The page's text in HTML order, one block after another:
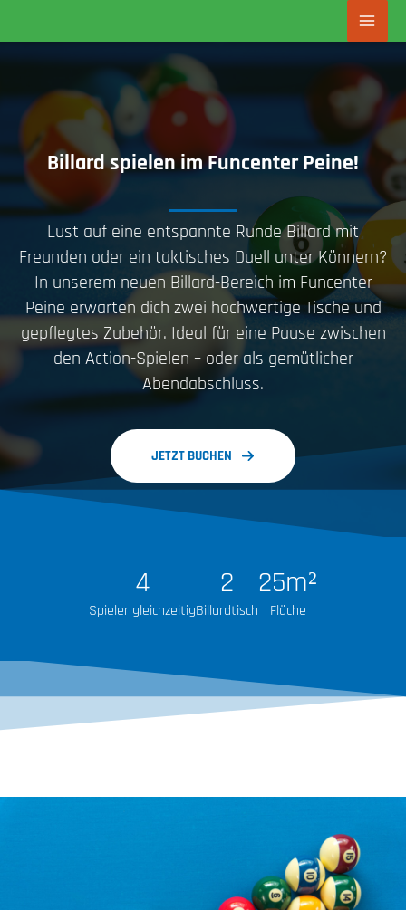
Inhalt
Billard spielen im Funcenter Peine!
Lust auf eine entspannte Runde Billard mit
Freunden oder ein taktisches Duell unter Könnern?
In unserem neuen Billard-Bereich im Funcenter
Peine erwarten dich zwei hochwertige Tische und
gepflegtes Zubehör. Ideal für eine Pause zwischen
den Action-Spielen – oder als gemütlicher
Abendabschluss.
JETZT BUCHEN
4
Spieler gleichzeitig
2
Billardtisch
25m²
Fläche